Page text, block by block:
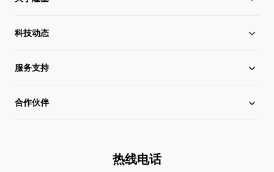
关于隆基
全球化布局
管理层信息
科技动态
硅片价格
行业动态
服务支持
下载中心
合作伙伴
热线电话